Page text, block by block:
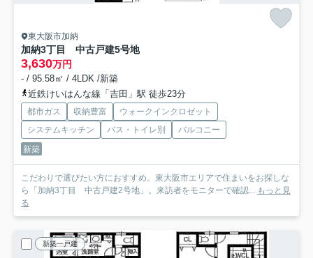
東大阪市加納
加納3丁目 中古戸建5号地
3,630万円
- / 95.58㎡ / 4LDK /新築
近鉄けいはんな線「吉田」駅 徒歩23分
都市ガス 収納豊富
ウォークインクロゼット
システムキッチン
バス・トイレ別
バルコニー
新築
こだわりで選びたい方におすすめ。東大阪市エリアで住まいをお探しな
ら「加納3丁目 中古戸建2号地」。来訪者をモニターで確認...
もっと見
る
新築一戸建